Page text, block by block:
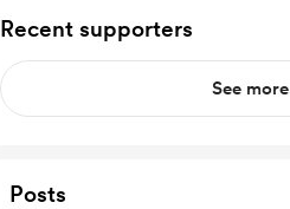
Recent supporters
See more
Posts